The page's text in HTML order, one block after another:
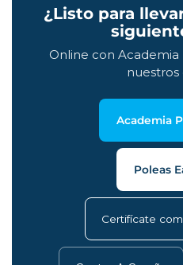
¿Listo para
Online con Academia
Academia
Poleas
Certifícate